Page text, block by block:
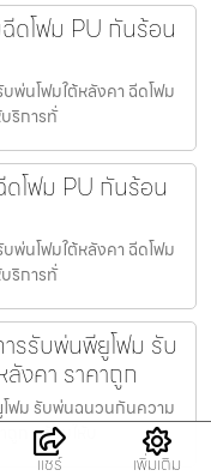
ดโฟม PU กันร้อน
พ่นโฟมใต้หลังคา ฉีดโฟม
ริการทั่
โฟม PU กันร้อน
พ่นโฟมใต้หลังคา ฉีดโฟม
ริการทั่
รรับพ่นพียูโฟม รับ
งคา ราคาถูก
ฟม รับพ่นฉนวนกันความ
ก พร้อมให้บ
แชร์ เพิ่มเติม